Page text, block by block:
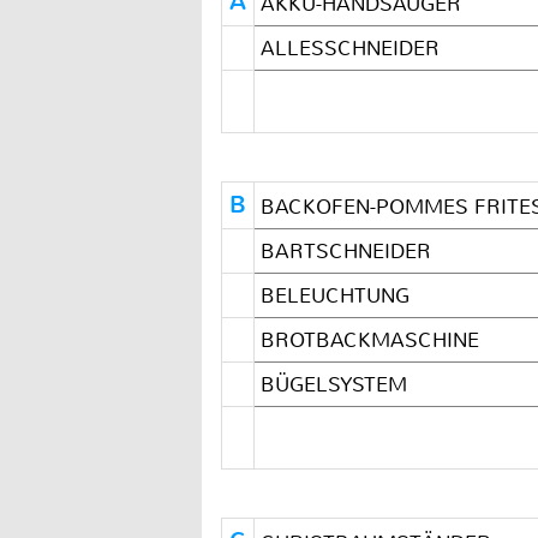
ALLESSCHNEIDER
B
BACKOFEN-POMMES
BARTSCHNEIDER
BELEUCHTUNG
BROTBACKMASCHINE
BÜGELSYSTEM